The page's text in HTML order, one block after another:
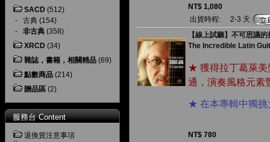
SACD (512)
- 古典 (154)
- 非古典 (358)
XRCD (34)
雜誌，書籍，相關精品 (69)
點數商品 (214)
贈品區 (2)
服務台 Content
退換貨注意事項
NT$ 1,080
出貨時程:
2-3 天
【線上試聽】不可思議
The Incredible Latin
★ 獲得拉丁葛萊美
通，演奏風格元素
★ 在本專輯中獨挑
NT$ 780